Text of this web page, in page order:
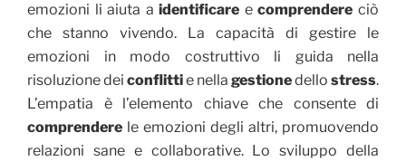
emozioni li aiuta aidentificare ecomprendere ciò
che stanno vivendo. La capacità di gestire le
emozioni in modo costruttivo li guida nella
risoluzione dei conflittie nella gestionedello stress.
L’empatia è l’elemento chiave che consente di
comprendere le emozioni degli altri, promuovendo
relazioni sane e collaborative. Lo sviluppo della